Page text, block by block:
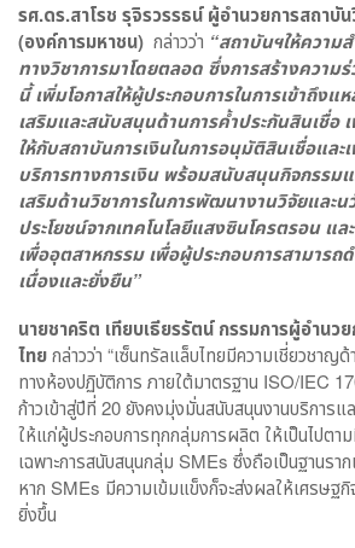
รศ.ดร.สาโรช รุจิรวรรธน์ ผู้อำนวยการสถาบั
(องค์การมหาชน) กล่าวว่า “สถาบันฯให้ควา
ทางวิชาการมาโดยตลอด ซึ่งการสร้างความ
นี้ เพิ่มโอกาสให้ผู้ประกอบการในการเข้าถึง
เสริมและสนับสนุนด้านการค้ำประกันสินเชื่อ
ให้กับสถาบันการเงินในการอนุมัติสินเชื่อและ
บริการทางการเงิน พร้อมสนับสนุนกิจกรรม
เสริมด้านวิชาการในการพัฒนางานวิจัยและน
ประโยชน์จากเทคโนโลยีแสงซินโครตรอน แล
เพื่ออุตสาหกรรม เพื่อผู้ประกอบการสามารถ
เนื่องและยั่งยืน”
นายชาคริต เทียบเธียรรัตน์ กรรมการผู้อำนว
ไทยกล่าวว่า “เซ็นทรัลแล็บไทยมีความเชี่ยวชาญด้
ทางห้องปฏิบัติการ ภายใต้มาตรฐาน ISO/IEC
ก้าวเข้าสู่ปีที่ 20 ยังคงมุ่งมั่นสนับสนุนงานบริการแ
ให้แก่ผู้ประกอบการทุกกลุ่มการผลิต ให้เป็นไปตา
เฉพาะการสนับสนุนกลุ่ม SMEs ซึ่งถือเป็นฐานรา
หาก SMEs มีความเข้มแข็งก็จะส่งผลให้เศรษฐกิ
ยิ่งขึ้น